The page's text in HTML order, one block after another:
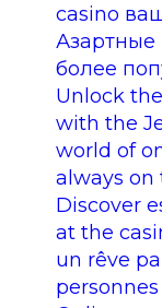
casino
Азартные
более
Unlock
with the
world of
always on
Discover
at the
un rêve
personnes